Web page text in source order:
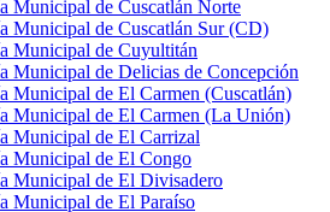
Municipal de Cuscatlán Norte
Municipal de Cuscatlán Sur (CD)
Municipal de Cuyultitán
Municipal de Delicias de Concepción
Municipal de El Carmen (Cuscatlán)
Municipal de El Carmen (La Unión)
Municipal de El Carrizal
Municipal de El Congo
Municipal de El Divisadero
Municipal de El Paraíso